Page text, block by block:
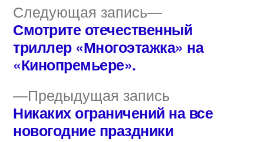
Навигация
по
записям
Предыдущая запись
запись:
Никаких ограничений на все
новогодние праздники
Следующая запись
Следующая
запись:
Смотрите отечественный
триллер «Многоэтажка» на
«Кинопремьере».